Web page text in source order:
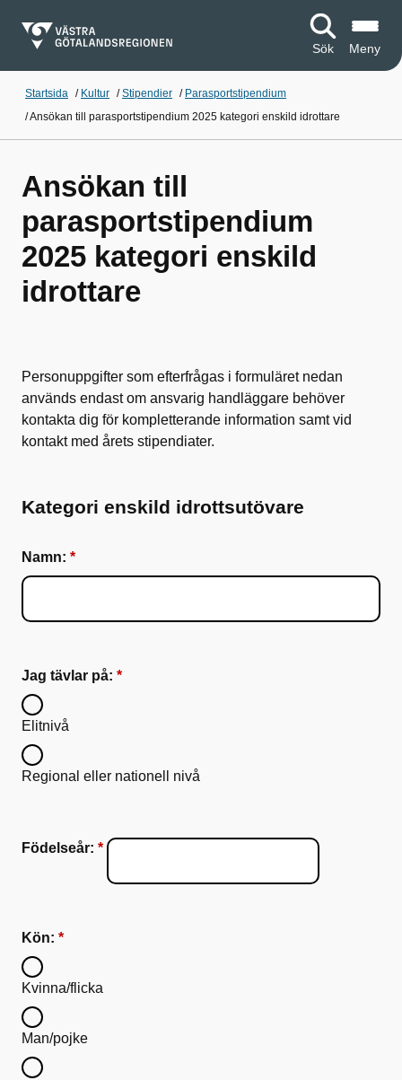
Sök Meny
Startsida / Kultur /Stipendier / Parasportstipendium
/Ansökan till parasportstipendium 2025 kategori enskild idrottare
Ansökan till
parasportstipendium
2025 kategori enskild
idrottare
Personuppgifter som efterfrågas i formuläret nedan
används endast om ansvarig handläggare behöver
kontakta dig för kompletterande information samt vid
kontakt med årets stipendiater.
Kategori enskild idrottsutövare
Namn:
Jag tävlar på:
Elitnivå
Regional eller nationell nivå
Födelseår:
Kön:
Kvinna/flicka
Man/pojke